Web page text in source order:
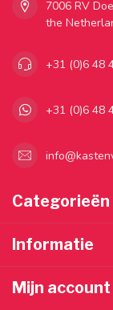
7006 RV
the
+31 (0)6 48
+31 (0)6 48
Categorieën
Informatie
Mijn account